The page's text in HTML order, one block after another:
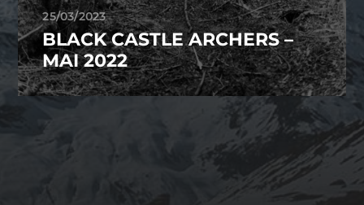
25/03/2023
BLACK CASTLE ARCHERS –
MAI 2022